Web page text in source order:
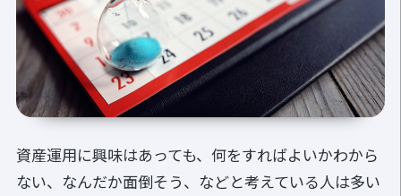
資産運用に興味はあっても、何をすればよいかわから
ない、なんだか面倒そう、などと考えている人は多い